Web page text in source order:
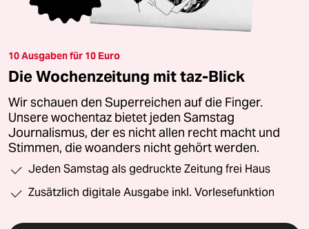
10 Ausgaben für 10 Euro
Die Wochenzeitung mit taz-Blick
Wir schauen den Superreichen auf die Finger.
Unsere wochentaz bietet jeden Samstag
Journalismus, der es nicht allen recht macht und
Stimmen, die woanders nicht gehört werden.
Jeden Samstag als gedruckte Zeitung frei Haus
Zusätzlich digitale Ausgabe inkl. Vorlesefunktion